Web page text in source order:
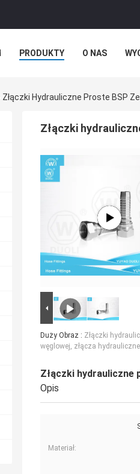
PRODUKTY O NAS
Złączki Hydrauliczne Proste BSP
Złączki
Duży Obraz : Złączki
węglowej, złącza
Złączki hydrauliczne
Opis
Materiał: